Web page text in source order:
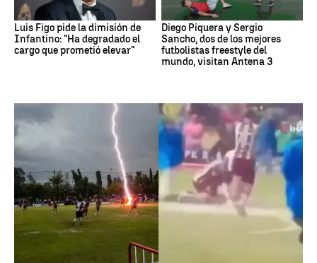
Luis Figo pide la dimisión de
Infantino: "Ha degradado el
cargo que prometió elevar"
Diego Piquera y Sergio
Sancho, dos de los mejores
futbolistas freestyle del
mundo, visitan Antena 3